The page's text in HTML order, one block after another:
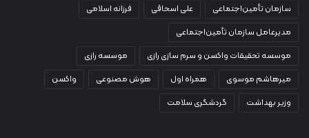
سازمان تأمین‌اجتماعی
علی اسحاقی
فرزانه اسلامی
مدیرعامل سازمان تأمین‌اجتماعی
موسسه تحقیقات واکسن و سرم سازی رازی
موسسه رازی
میرهاشم موسوی
همراه اول هوش مصنوعی
واکسن
وزیر بهداشت
گردشگری سلامت